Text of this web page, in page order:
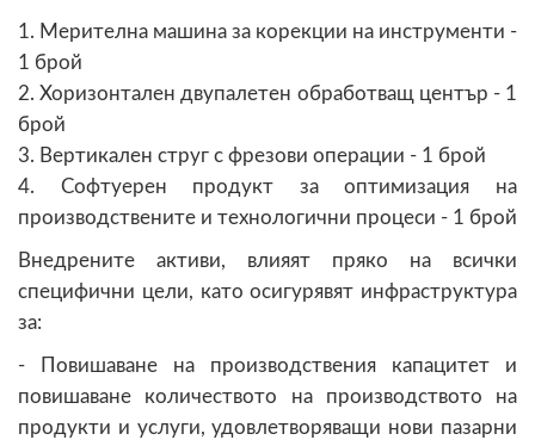
1. Мерителна машина за корекции на инструменти -
1 брой
2. Хоризонтален двупалетен обработващ център - 1
брой
3. Вертикален струг с фрезови операции - 1 брой
4. Софтуерен продукт за оптимизация на
производствените и технологични процеси - 1 брой
Внедрените активи, влияят пряко на всички
специфични цели, като осигурявят инфраструктура
за:
- Повишаване на производствения капацитет и
повишаване количеството на производството на
продукти и услуги, удовлетворяващи нови пазарни